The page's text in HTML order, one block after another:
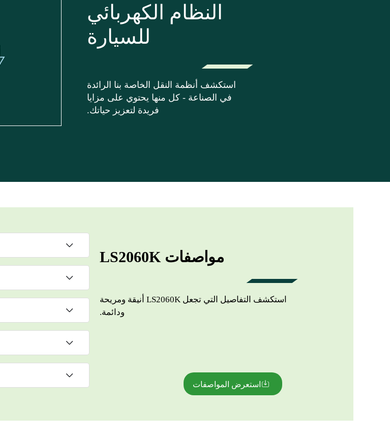
النظام الكهربائي
للسيارة
استكشف أنظمة النقل الخاصة بنا الرائدة
في الصناعة - كل منها يحتوي على مزايا
فريدة لتعزيز حياتك.
مواصفات LS2060K
استكشف التفاصيل التي تجعل LS2060K أنيقة ومريحة
ودائمة.
استعرض المواصفات